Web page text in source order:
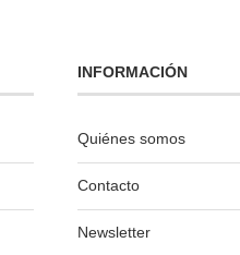
INFORMACIÓN
Quiénes somos
Contacto
Newsletter